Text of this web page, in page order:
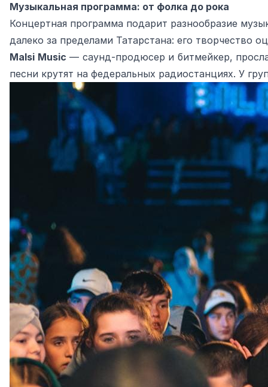
Музыкальная программа: от фолка до рока
Концертная программа подарит разнообразие
далеко за пределами Татарстана: его творчество
Malsi Music — саунд‑продюсер и битмейкер,
песни крутят на федеральных радиостанциях. У